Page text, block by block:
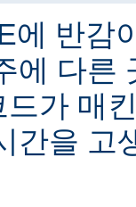
에 반감
에 다른
가 매
간을 고